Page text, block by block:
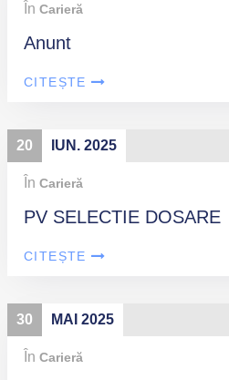
În Carieră
Anunt
CITEȘTE
20 IUN. 2025
În Carieră
PV SELECTIE DOSARE
CITEȘTE
30 MAI 2025
În Carieră